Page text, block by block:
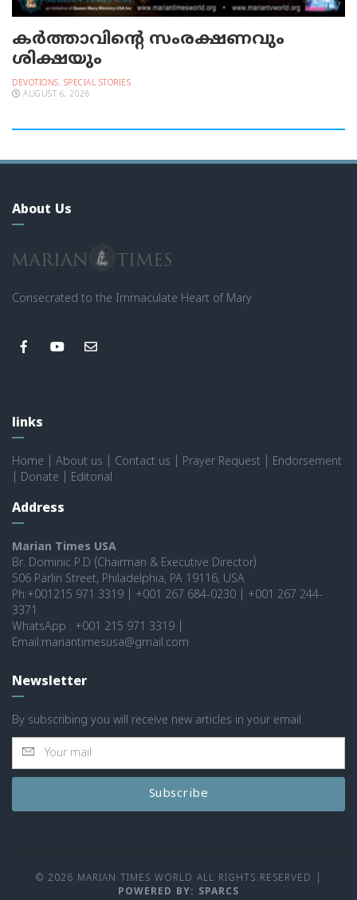
കർത്താവിന്റെ സംരക്ഷണവും
ശിക്ഷയും
DEVOTIONS, SPECIAL STORIES
AUGUST 6, 2026
About Us
Consecrated to the Immaculate Heart of Mary
links
Home About us Contact us Prayer Request
Endorsement
Donate Editorial
Address
Marian Times USA
Br. Dominic P.D (Chairman & Executive Director)
506 Parlin Street, Philadelphia, PA 19116, USA
Ph:+001215 971 3319 | +001 267 684-0230 | +001 267 244-
3371
WhatsApp : +001 215 971 3319 |
Email:mariantimesusa@gmail.com
Newsletter
By subscribing you will receive new articles in your email.
Subscribe
© 2026 MARIAN TIMES WORLD ALL RIGHTS RESERVED
POWERED BY: SPARCS